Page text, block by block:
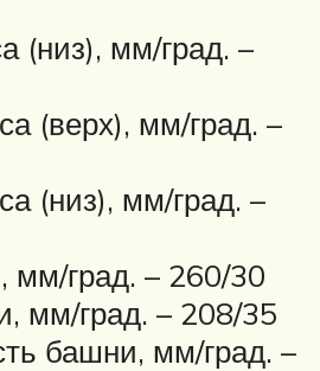
(низ), мм/град. –
(верх), мм/град. –
(низ), мм/град. –
мм/град. – 260/30
мм/град. – 208/35
башни, мм/град. –